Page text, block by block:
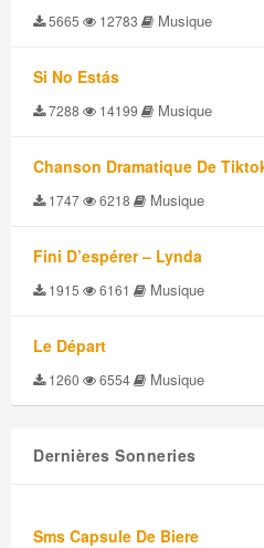
5665 12783 Musique
Si No Estás
7288 14199 Musique
Chanson Dramatique De
1747 6218 Musique
Fini D’espérer – Lynda
1915 6161 Musique
Le Départ
1260 6554 Musique
Dernières Sonneries
Sms Capsule De Biere